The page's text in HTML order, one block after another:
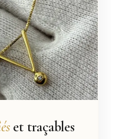
et traçables